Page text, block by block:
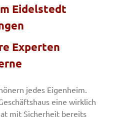
Eidelstedt
Experten
jedes Eigenheim.
eine wirklich
mit Sicherheit bereits